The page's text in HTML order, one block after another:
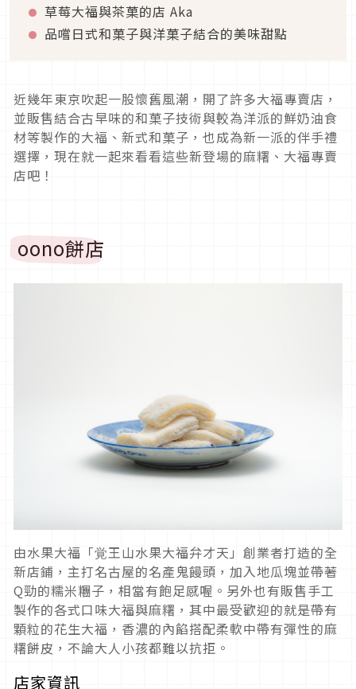
草莓大福與茶菓的店 Aka
品嚐日式和菓子與洋菓子結合的美味甜點
近幾年東京吹起一股懷舊風潮，開了許多大福專賣店，
並販售結合古早味的和菓子技術與較為洋派的鮮奶油食
材等製作的大福、新式和菓子，也成為新一派的伴手禮
選擇，現在就一起來看看這些新登場的麻糬、大福專賣
店吧！
oono餅店
由水果大福「覚王山水果大福弁才天」創業者打造的全
新店鋪，主打名古屋的名產鬼饅頭，加入地瓜塊並帶著
Q勁的糯米糰子，相當有飽足感喔。另外也有販售手工
製作的各式口味大福與麻糬，其中最受歡迎的就是帶有
顆粒的花生大福，香濃的內餡搭配柔軟中帶有彈性的麻
糬餅皮，不論大人小孩都難以抗拒。
店家資訊